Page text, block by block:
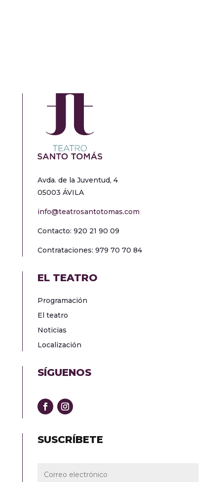
Avda. de la Juventud, 4
05003 ÁVILA
info@teatrosantotomas.com
Contacto: 920 21 90 09
Contrataciones: 979 70 70 84
EL TEATRO
Programación
El teatro
Noticias
Localización
SÍGUENOS
SUSCRÍBETE